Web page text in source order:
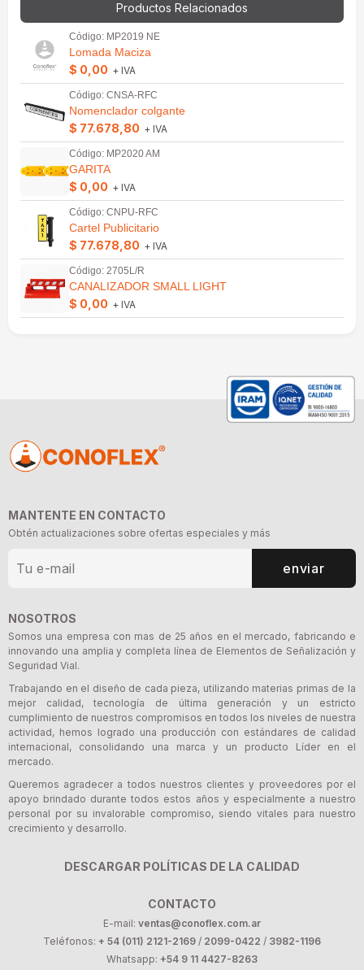
Productos Relacionados
Código: MP2019 NE
Lomada Maciza
$ 0,00 + IVA
Código: CNSA-RFC
Nomenclador colgante
$ 77.678,80 + IVA
Código: MP2020 AM
GARITA
$ 0,00 + IVA
Código: CNPU-RFC
Cartel Publicitario
$ 77.678,80 + IVA
Código: 2705L/R
CANALIZADOR SMALL LIGHT
$ 0,00 + IVA
MANTENTE EN CONTACTO
Obtén actualizaciones sobre ofertas especiales y más
enviar
NOSOTROS
Somos una empresa con mas de 25 años en el mercado, fabricando e
innovando una amplia y completa línea de Elementos de Señalización y
Seguridad Vial.
Trabajando en el diseño de cada pieza, utilizando materias primas de la
mejor calidad, tecnología de última generación y un estricto
cumplimiento de nuestros compromisos en todos los niveles de nuestra
actividad, hemos logrado una producción con estándares de calidad
internacional, consolidando una marca y un producto Líder en el
mercado.
Queremos agradecer a todos nuestros clientes y proveedores por el
apoyo brindado durante todos estos años y especialmente a nuestro
personal por su invalorable compromiso, siendo vitales para nuestro
crecimiento y desarrollo.
DESCARGAR POLÍTICAS DE LA CALIDAD
CONTACTO
E-mail: ventas@conoflex.com.ar
Teléfonos: + 54 (011) 2121-2169 / 2099-0422 / 3982-1196
Whatsapp: +54 9 11 4427-8263